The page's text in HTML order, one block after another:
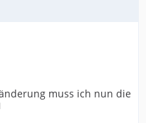
muss ich nun die